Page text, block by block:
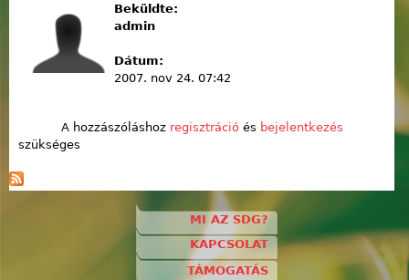
Beküldte:
admin
Dátum:
2007. nov 24. 07:42
A hozzászóláshoz regisztrációés bejelentkezés
szükséges
MI AZ SDG?
KAPCSOLAT
TÁMOGATÁS